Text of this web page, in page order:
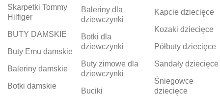
Skarpetki Tommy
Hilfiger
BUTY DAMSKIE
Buty Emu damskie
Baleriny damskie
Botki damskie
Baleriny dla
dziewczynki
Botki dla
dziewczynki
Buty zimowe dla
dziewczynki
Buciki
Kapcie dziecięce
Kozaki dziecięce
Półbuty dziecięce
Sandały dziecięce
Śniegowce
dziecięce